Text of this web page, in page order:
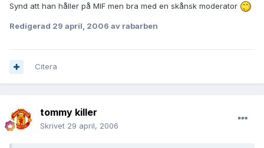
Synd att han håller på MIF men bra med en skånsk moderator
Redigerad 29 april, 2006 av rabarben
Citera
tommy killer
Skrivet 29 april, 2006